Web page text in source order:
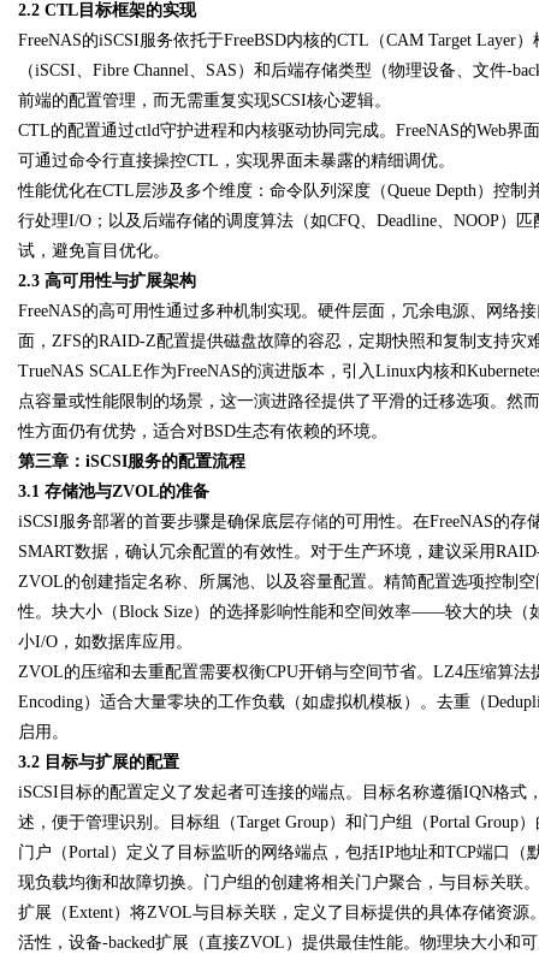
2.2 CTL目标框架的实现
FreeNAS的iSCSI服务依托于FreeBSD内核的CTL（CAM Target Layer
（iSCSI、Fibre Channel、SAS）和后端存储类型（物理设备、文件-
前端的配置管理，而无需重复实现SCSI核心逻辑。
CTL的配置通过ctld守护进程和内核驱动协同完成。FreeNAS的Web
可通过命令行直接操控CTL，实现界面未暴露的精细调优。
性能优化在CTL层涉及多个维度：命令队列深度（Queue Depth）控
行处理I/O；以及后端存储的调度算法（如CFQ、Deadline、NOOP）
试，避免盲目优化。
2.3 高可用性与扩展架构
FreeNAS的高可用性通过多种机制实现。硬件层面，冗余电源、网络
面，ZFS的RAID-Z配置提供磁盘故障的容忍，定期快照和复制支持灾
TrueNAS SCALE作为FreeNAS的演进版本，引入Linux内核和
点容量或性能限制的场景，这一演进路径提供了平滑的迁移选项。然
性方面仍有优势，适合对BSD生态有依赖的环境。
第三章：iSCSI服务的配置流程
3.1 存储池与ZVOL的准备
iSCSI服务部署的首要步骤是确保底层存储的可用性。在FreeNAS的存
SMART数据，确认冗余配置的有效性。对于生产环境，建议采用
ZVOL的创建指定名称、所属池、以及容量配置。精简配置选项控制
性。块大小（Block Size）的选择影响性能和空间效率——较大的块（
小I/O，如数据库应用。
ZVOL的压缩和去重配置需要权衡CPU开销与空间节省。LZ4压缩算
Encoding）适合大量零块的工作负载（如虚拟机模板）。去重（
启用。
3.2 目标与扩展的配置
iSCSI目标的配置定义了发起者可连接的端点。目标名称遵循IQN格
述，便于管理识别。目标组（Target Group）和门户组（Portal Group
门户（Portal）定义了目标监听的网络端点，包括IP地址和TCP端口
现负载均衡和故障切换。门户组的创建将相关门户聚合，与目标关联。
扩展（Extent）将ZVOL与目标关联，定义了目标提供的具体存储资
活性，设备-backed扩展（直接ZVOL）提供最佳性能。物理块大小和